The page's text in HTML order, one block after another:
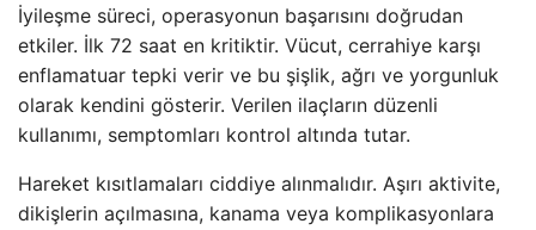
İyileşme süreci, operasyonun başarısını doğrudan
etkiler. İlk 72 saat en kritiktir. Vücut, cerrahiye karşı
enflamatuar tepki verir ve bu şişlik, ağrı ve yorgunluk
olarak kendini gösterir. Verilen ilaçların düzenli
kullanımı, semptomları kontrol altında tutar.
Hareket kısıtlamaları ciddiye alınmalıdır. Aşırı aktivite,
dikişlerin açılmasına, kanama veya komplikasyonlara